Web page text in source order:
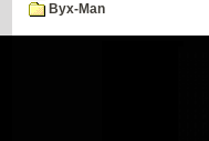
Byx-Man